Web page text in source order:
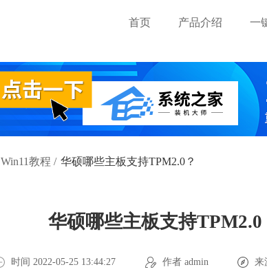
首页 产品介绍 一
Win11教程 / 华硕哪些主板支持TPM2.0？
华硕哪些主板支持TPM2.0
时间 2022-05-25 13:44:27 作者 admin 来